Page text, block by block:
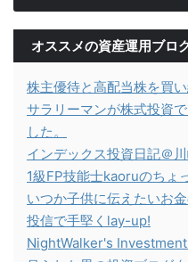
オススメの資産運用ブロ
株主優待と高配当株を買
サラリーマンが株式投資
した。
インデックス投資日記＠
1級FP技能士kaoruのちょ
いつか子供に伝えたいお
投信で手堅くlay-up!
NightWalker's